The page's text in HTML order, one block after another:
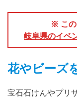
※ この
岐阜県のイベ
花やビーズ
宝石石けんやプリ